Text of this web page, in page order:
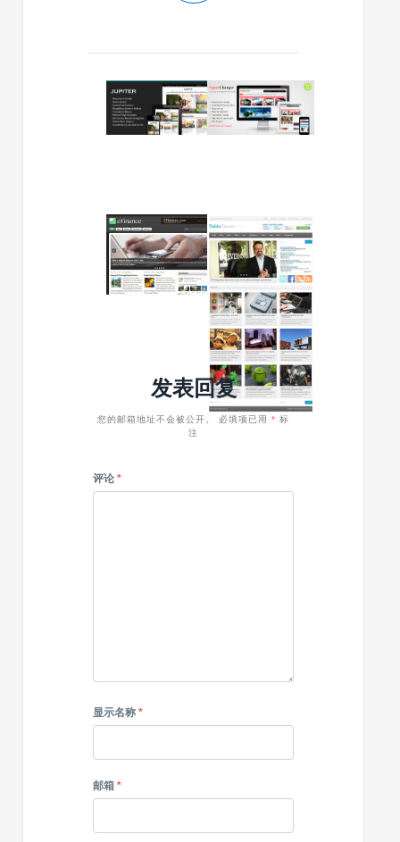
2013/12/27
Jupiter
v1.9-
志
主
题
2012/09/01
黑
色
风
格
wordpress
cms
主
题
eFinance
发表回复
您的邮箱地址不会被公开。 必填项已用 * 标
注
评论 *
显示名称 *
邮箱 *